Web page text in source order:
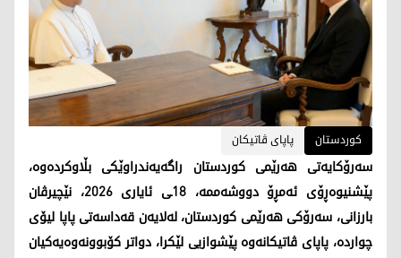
کوردستان پاپای ڤاتیکان
سەرۆکایەتی هەرێمی کوردستان راگەیەندراوێکی بڵاوکردەوە،
پێشنيوه‌ڕۆى ئەمڕۆ دووشەممە، 18ـی ئایاری 2026، نێچیرڤان
بارزانی، سەرۆکی هەرێمی کوردستان، لەلایەن قەداسەتی پاپا ليۆى
چوارده‌، پاپای ڤاتیکانەوە پێشوازیی لێکرا، دواتر کۆبوونەوەیەکیان